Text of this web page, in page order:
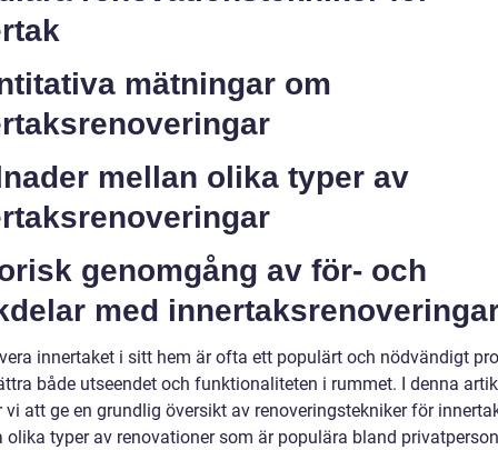
mätningar om
mellan olika typer av
genomgång av för- och
med
innertaket i sitt hem är ofta ett populärt och nödvändigt
både utseendet och funktionaliteten i rummet. I denna
vi att ge en grundlig översikt av renoveringstekniker för
olika typer av renovationer som är populära bland